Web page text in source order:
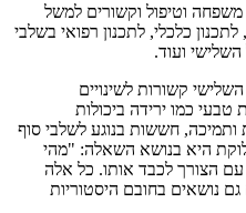
וטיפול וקשורים למשל
לתכנון כלכלי, לתכנון רפואי בשלבי
ועוד.
קשורות לשינויים
טבעי כמו ירידה ביכולות
ותמיכה, חששות בנוגע לשלבי סוף
היא בנושא השאלה: "מהי
הצורך לכבד אותו. כל אלה
גם נושאים בחובם היסטוריות